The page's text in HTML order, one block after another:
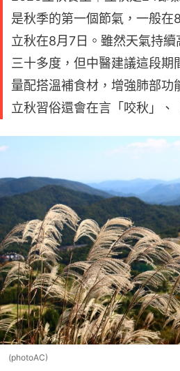
是秋季的第一個節氣，一般
立秋在8月7日。雖然天氣持
三十多度，但中醫建議這段期
量配搭溫補食材，增強肺部功
立秋習俗還會在言「咬秋」、
(photoAC)